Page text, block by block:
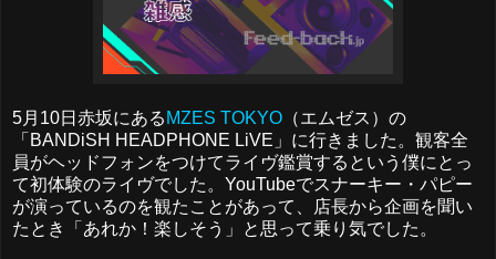
5月10日赤坂にある MZES TOKYO （エムゼス）の
「BANDiSH HEADPHONE LiVE」に行きました。観客全
員がヘッドフォンをつけてライヴ鑑賞するという僕にとっ
て初体験のライヴでした。YouTubeでスナーキー・パピー
が演っているのを観たことがあって、店長から企画を聞い
たとき「あれか！楽しそう」と思って乗り気でした。